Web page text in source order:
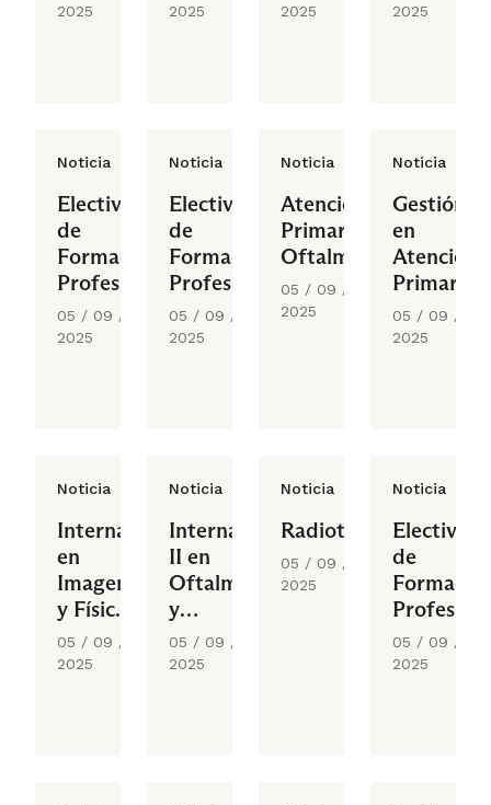
Transfusional
2025
2025
2025
2025
Noticia
Electivo
de
Formación
Profesional
III
05 / 09 /
2025
Noticia
Electivo
de
Formación
Profesional
III
05 / 09 /
2025
Noticia
Atención
Primaria
Oftalmológica
05 / 09 /
2025
Noticia
Gestión
en
Atención
Primaria
05 / 09 /
2025
Noticia
Internado
en
Imagenología
y Física
Médica
05 / 09 /
2025
Noticia
Internado
II en
Oftalmología
y
Optometría
05 / 09 /
2025
Noticia
Radioterapia
05 / 09 /
2025
Noticia
Electivo
de
II
05 / 09 /
2025